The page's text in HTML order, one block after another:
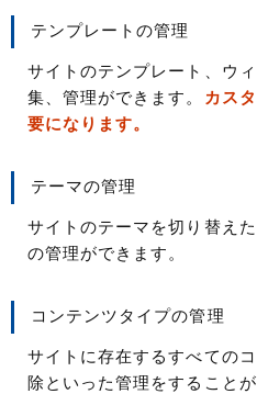
テンプレートの管理
サイトのテンプレート、ウ
集、管理ができます。 カス
要になります。
テーマの管理
サイトのテーマを切り替え
の管理ができます。
コンテンツタイプの管理
サイトに存在するすべての
除といった管理をすること